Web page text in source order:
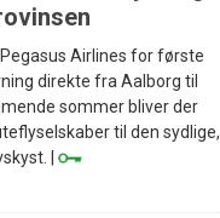
Pegasus Airlines for første
direkte fra Aalborg til
sommer bliver der
til den sydlige,
|